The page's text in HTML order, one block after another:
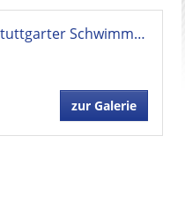
48. Internationales Stuttgarter Schwimmfest
zur Galerie